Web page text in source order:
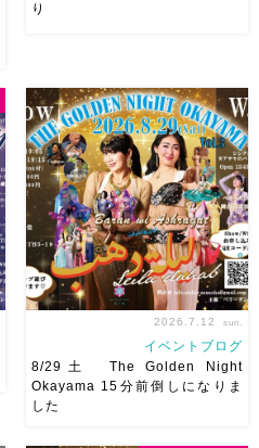
りにて踊らせていただきます♡
太鼓も叩くよー！私たちは
18:40頃から出演です屋台も出
てとても楽しいお祭りになりそ
う
私たちも踊った後は祭り
を楽しみます
遊びにいら
[…]
り
2026.7.12 sun.
イベントブログ
8/29土 The Golden Night
Okayama 15分前倒しになりま
した